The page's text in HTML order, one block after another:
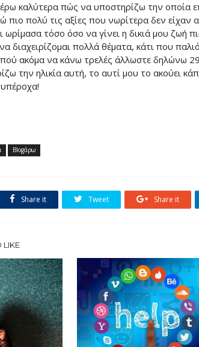
καλύτερα πώς να υποστηρίζω την οποία
πιο πολύ τις αξίες που νωρίτερα δεν είχαν
τόσο όσο να γίνει η δικιά μου ζωή
διαχειρίζομαι πολλά θέματα, κάτι που
ακόμα να κάνω τρελές άλλωστε δηλώνω
την ηλικία αυτή, το αυτί μου το ακούει
Blogάρω
Share it Tweet Share it
LIKE